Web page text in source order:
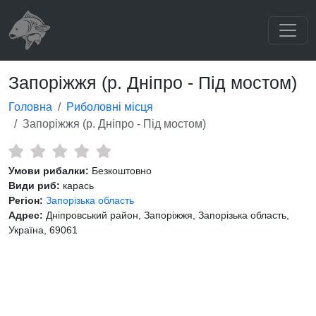
Запоріжжя (р. Дніпро - Під мостом)
Головна
Риболовні місця
Запоріжжя (р. Дніпро - Під мостом)
Умови рибалки: Безкоштовно
Види риб: карась
Регіон: Запорізька область
Адрес: Дніпровський район, Запоріжжя, Запорізька область,
Україна, 69061